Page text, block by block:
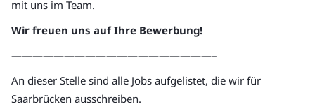
mit uns im Team.
Wir freuen uns auf Ihre Bewerbung!
———————————————————–
An dieser Stelle sind alle Jobs aufgelistet, die wir für
Saarbrücken ausschreiben.